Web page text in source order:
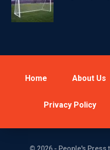
Home About Us
Privacy Policy